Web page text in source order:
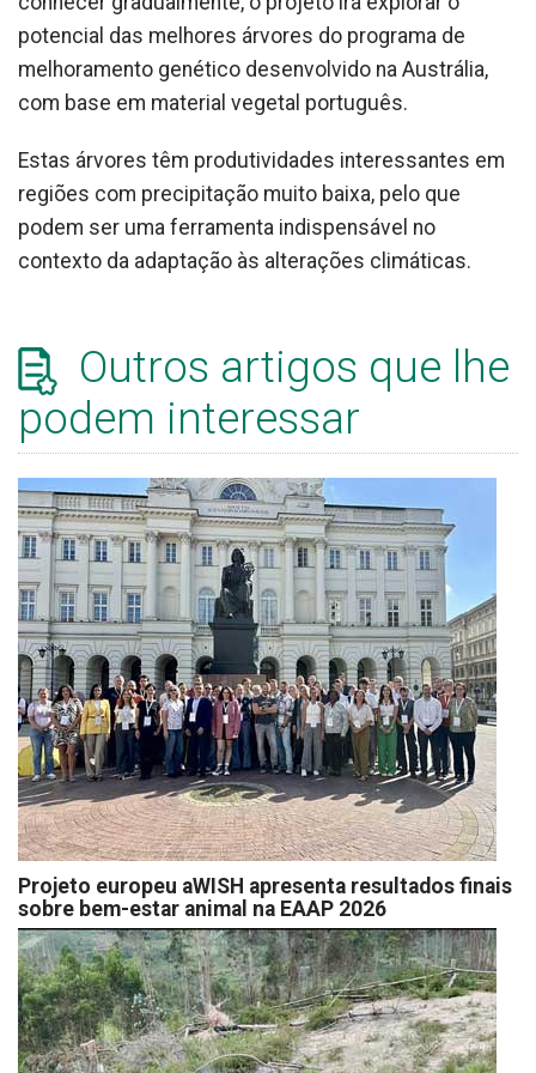
potencial das melhores árvores do programa de
melhoramento genético desenvolvido na Austrália,
com base em material vegetal português.
Estas árvores têm produtividades interessantes em
regiões com precipitação muito baixa, pelo que
podem ser uma ferramenta indispensável no
contexto da adaptação às alterações climáticas.
Outros artigos que lhe
podem interessar
Projeto europeu aWISH apresenta resultados finais
sobre bem-estar animal na EAAP 2026